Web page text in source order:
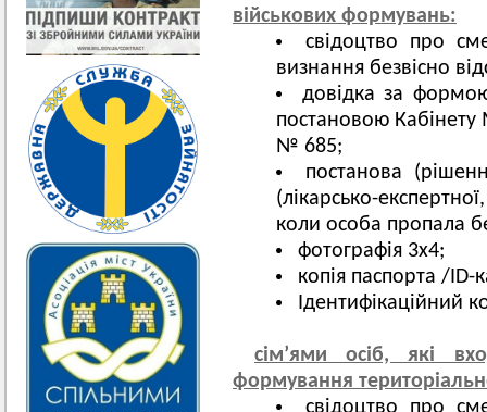
військових формувань:
свідоцтво про
визнання безвісно
довідка за
постановою Кабінету
№ 685;
постанова
(лікарсько-
коли особа пропала
фотографія 3х4;
копія паспорта /ID-
Ідентифікаційний
сім’ями осіб, які
формування
свідоцтво про